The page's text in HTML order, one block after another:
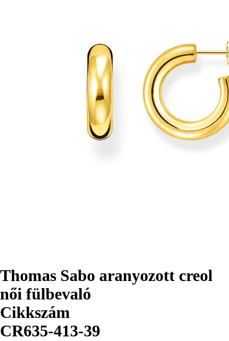
Thomas Sabo aranyozott creol
női fülbevaló
Cikkszám
CR635-413-39